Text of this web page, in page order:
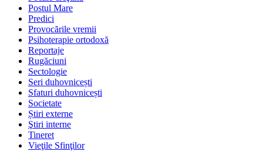
Postul Mare
Predici
Provocările vremii
Psihoterapie ortodoxă
Reportaje
Rugăciuni
Sectologie
Seri duhovnicești
Sfaturi duhovnicești
Societate
Știri externe
Ştiri interne
Tineret
Vieţile Sfinţilor